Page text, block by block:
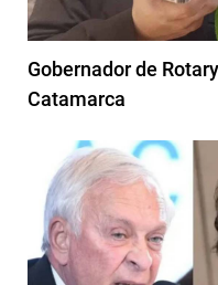
Gobernador de
Catamarca